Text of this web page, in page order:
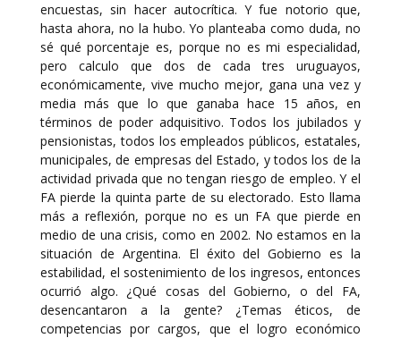
encuestas, sin hacer autocrítica. Y fue notorio que,
hasta ahora, no la hubo. Yo planteaba como duda, no
sé qué porcentaje es, porque no es mi especialidad,
pero calculo que dos de cada tres uruguayos,
económicamente, vive mucho mejor, gana una vez y
media más que lo que ganaba hace 15 años, en
términos de poder adquisitivo. Todos los jubilados y
pensionistas, todos los empleados públicos, estatales,
municipales, de empresas del Estado, y todos los de la
actividad privada que no tengan riesgo de empleo. Y el
FA pierde la quinta parte de su electorado. Esto llama
más a reflexión, porque no es un FA que pierde en
medio de una crisis, como en 2002. No estamos en la
situación de Argentina. El éxito del Gobierno es la
estabilidad, el sostenimiento de los ingresos, entonces
ocurrió algo. ¿Qué cosas del Gobierno, o del FA,
desencantaron a la gente? ¿Temas éticos, de
competencias por cargos, que el logro económico